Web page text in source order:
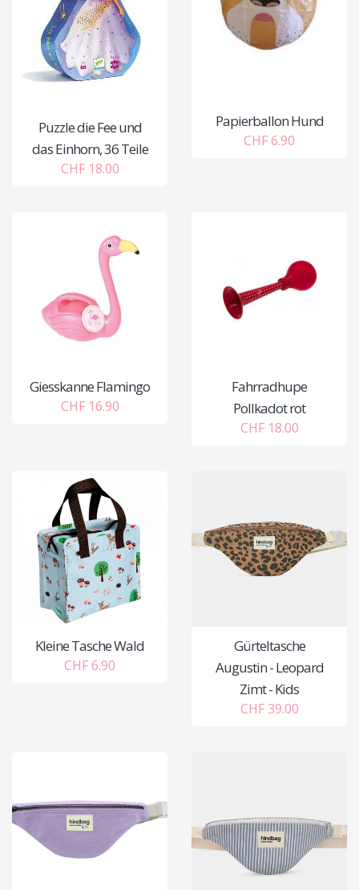
Puzzle die Fee und
das Einhorn, 36 Teile
CHF 18.00
Papierballon Hund
CHF 6.90
Giesskanne Flamingo
CHF 16.90
Fahrradhupe
Pollkadot rot
CHF 18.00
Kleine Tasche Wald
CHF 6.90
Gürteltasche
Augustin - Leopard
Zimt - Kids
CHF 39.00